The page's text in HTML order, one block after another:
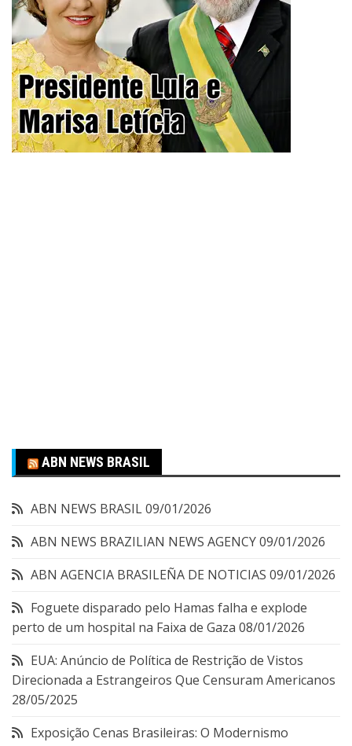
ABN NEWS BRASIL
ABN NEWS BRASIL09/01/2026
ABN NEWS BRAZILIAN NEWS AGENCY09/01/2026
ABN AGENCIA BRASILEÑA DE NOTICIAS 09/01/2026
Foguete disparado pelo Hamas falha e explode
perto de um hospital na Faixa de Gaza 08/01/2026
EUA: Anúncio de Política de Restrição de Vistos
Direcionada a Estrangeiros Que Censuram Americanos
28/05/2025
Exposição Cenas Brasileiras: O Modernismo